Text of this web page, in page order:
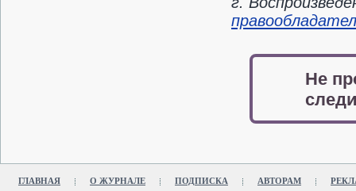
Не
ГЛАВНАЯ О ЖУРНАЛЕ ПОДПИСКА АВТОРАМ